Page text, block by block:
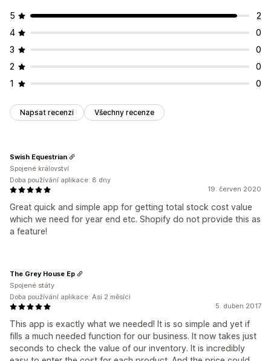
5
2
4
0
3
0
2
0
1
0
Napsat recenzi Všechny recenze
19. červen 2020
Great quick and simple app for getting total stock cost value
which we need for year end etc. Shopify do not provide this as
a feature!
Swish Equestrian
Spojené království
Doba používání aplikace: 8 dny
5. duben 2017
This app is exactly what we needed! It is so simple and yet if
fills a much needed function for our business. It now takes just
seconds to check the value of our inventory. It is incredibly
The Grey House Ep
Spojené státy
Doba používání aplikace: Asi 2 měsíci